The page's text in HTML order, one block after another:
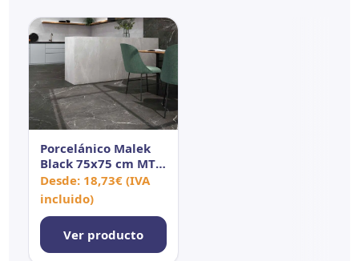
Porcelánico Malek
Black 75x75 cm MT
Rect
Desde: 18,73€ (IVA
incluido)
Ver producto